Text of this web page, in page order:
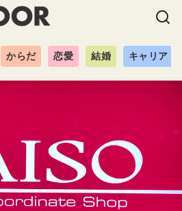
からだ 恋愛 結婚 キャリア